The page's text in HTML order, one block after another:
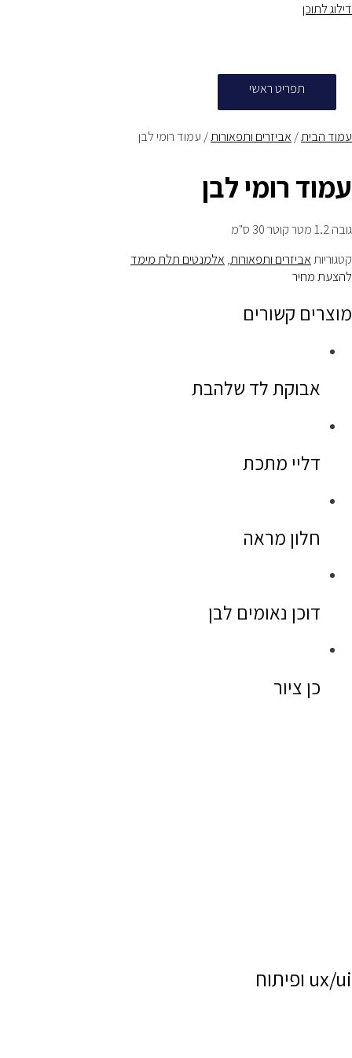
דילוג לתוכן
תפריט ראשי
עמוד הבית/ אביזרים ותפאורות/ עמוד רומי לבן
עמוד רומי לבן
גובה 1.2 מטר קוטר 30 ס"מ
קטגוריותאביזרים ותפאורות, אלמנטים תלת מימד
להצעת מחיר
מוצרים קשורים
אבוקת לד שלהבת
דליי מתכת
חלון מראה
דוכן נאומים לבן
כן ציור
ux/ui ופיתוח